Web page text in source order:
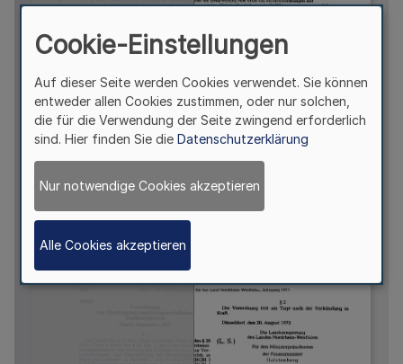
Cookie-Einstellungen
Auf dieser Seite werden Cookies verwendet. Sie können
entweder allen Cookies zustimmen, oder nur solchen,
die für die Verwendung der Seite zwingend erforderlich
sind. Hier finden Sie die Datenschutzerklärung
Nur notwendige Cookies akzeptieren
Alle Cookies akzeptieren